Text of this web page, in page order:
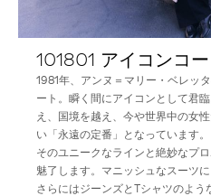
101801 アイコンコー
1981年、アンヌ＝マリー・ベレッ
ート。瞬く間にアイコンとして君
え、国境を越え、今や世界中の女
い「永遠の定番」となっています。
そのユニークなラインと絶妙なプ
魅了します。マニッシュなスーツ
さらにはジーンズとTシャツのよ